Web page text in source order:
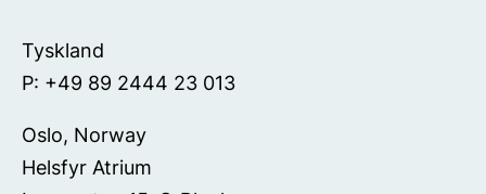
Tyskland
P: +49 89 2444 23 013
Oslo, Norway
Helsfyr Atrium